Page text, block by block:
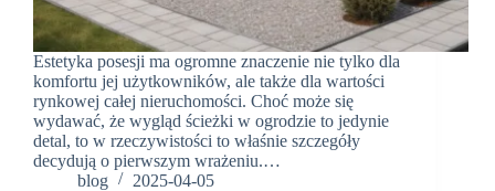
Estetyka posesji ma ogromne znaczenie nie tylko dla
komfortu jej użytkowników, ale także dla wartości
rynkowej całej nieruchomości. Choć może się
wydawać, że wygląd ścieżki w ogrodzie to jedynie
detal, to w rzeczywistości to właśnie szczegóły
decydują o pierwszym wrażeniu.…
blog
2025-04-05